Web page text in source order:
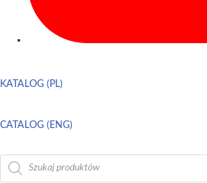
KATALOG (PL)
CATALOG (ENG)
Wyszukiwarka
produktów